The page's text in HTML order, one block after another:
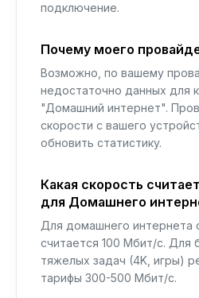
подключение.
Почему моего
Возможно, по вашему
недостаточно данных для
"Домашний интернет".
скорости с вашего
обновить статистику.
Какая скорость
для Домашнего
Для домашнего интернета
считается 100 Мбит/с. Для
тяжелых задач (4K, игры)
тарифы 300-500 Мбит/с.